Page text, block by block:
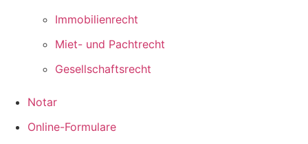
Immobilienrecht
Miet- und Pachtrecht
Gesellschaftsrecht
Notar
Online-Formulare